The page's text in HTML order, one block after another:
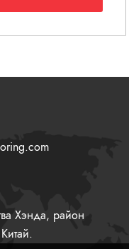
Хэнда, район